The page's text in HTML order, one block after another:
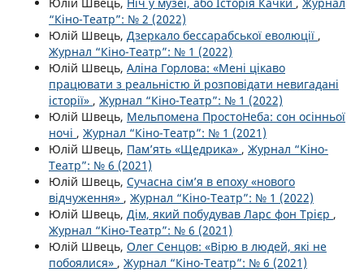
Юлій Швець, Ніч у музеї, або Історія Качки , Журнал
“Кіно-Театр”: № 2 (2022)
Юлій Швець, Дзеркало бессарабської еволюції ,
Журнал “Кіно-Театр”: № 1 (2022)
Юлій Швець, Аліна Горлова: «Мені цікаво
працювати з реальністю й розповідати невигадані
історії» , Журнал “Кіно-Театр”: № 1 (2022)
Юлій Швець, Мельпомена ПростоНеба: сон осінньої
ночі , Журнал “Кіно-Театр”: № 1 (2021)
Юлій Швець, Пам’ять «Щедрика» , Журнал “Кіно-
Театр”: № 6 (2021)
Юлій Швець, Сучасна сім’я в епоху «нового
відчуження» , Журнал “Кіно-Театр”: № 1 (2022)
Юлій Швець, Дім, який побудував Ларс фон Трієр ,
Журнал “Кіно-Театр”: № 6 (2021)
Юлій Швець, Олег Сенцов: «Вірю в людей, які не
побоялися» , Журнал “Кіно-Театр”: № 6 (2021)